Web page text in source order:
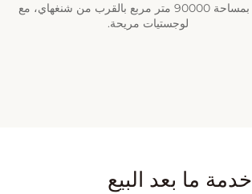
مصنع بمساحة 90000 متر مربع بالقرب من شنغهاي، مع
لوجستيات مريحة.
خدمة ما بعد البيع